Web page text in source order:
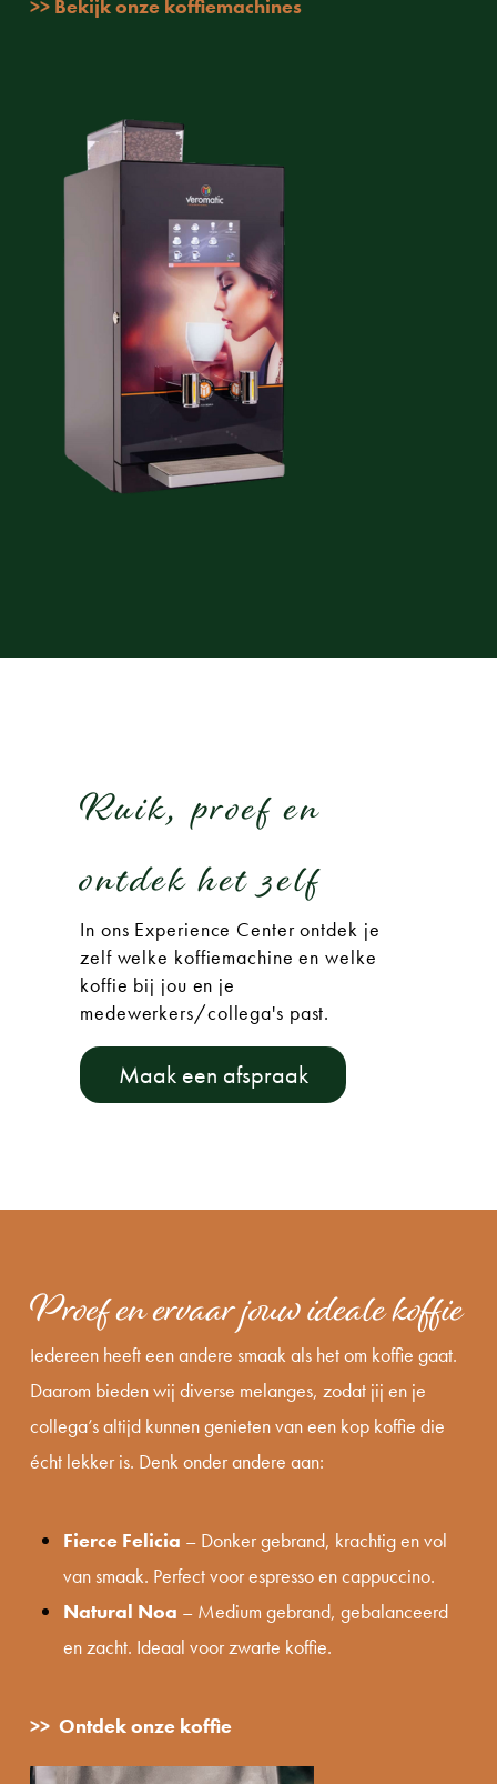
>> Bekijk onze koffiemachines
Ruik, proef en
ontdek het zelf
In ons Experience Center ontdek je
zelf welke koffiemachine en welke
koffie bij jou en je
medewerkers/collega's past.
Maak een afspraak
Proef en ervaar jouw ideale koffie
Iedereen heeft een andere smaak als het om koffie gaat.
Daarom bieden wij diverse melanges, zodat jij en je
collega’s altijd kunnen genieten van een kop koffie die
écht lekker is. Denk onder andere aan:
Fierce Felicia – Donker gebrand, krachtig en vol
van smaak. Perfect voor espresso en cappuccino.
Natural Noa – Medium gebrand, gebalanceerd
en zacht. Ideaal voor zwarte koffie.
>> Ontdek onze koffie